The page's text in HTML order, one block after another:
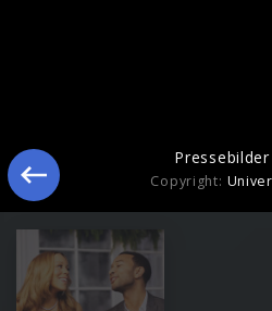
Pressebilder 2011Copyright: